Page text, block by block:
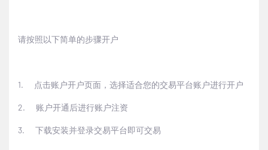
请按照以下简单的步骤开户
1. 点击账户开户页面 ，选择适合您的交易平台账户进行开户
2. 账户开通后进行账户注资
3. 下载安装并登录交易平台即可交易